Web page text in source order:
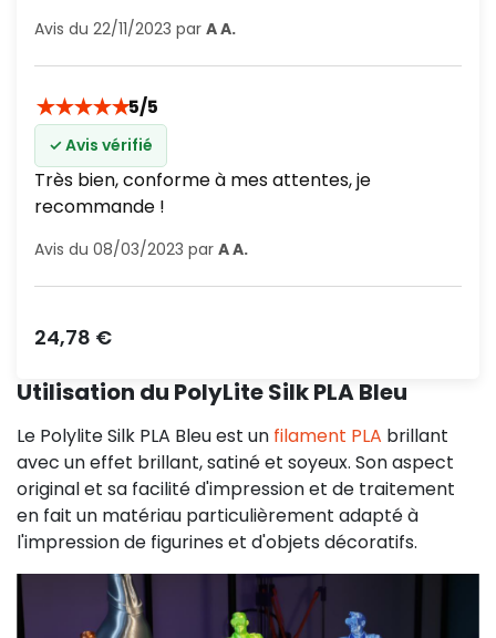
Avis du 22/11/2023 par A A.
★★★★★5/5
✓ Avis vérifié
Très bien, conforme à mes attentes, je
recommande !
Avis du 08/03/2023 par A A.
Prix
24,78 €
Utilisation du PolyLite Silk PLA Bleu
Le Polylite Silk PLA Bleu est un filament PLA brillant
avec un effet brillant, satiné et soyeux. Son aspect
original et sa facilité d'impression et de traitement
en fait un matériau particulièrement adapté à
l'impression de figurines et d'objets décoratifs.